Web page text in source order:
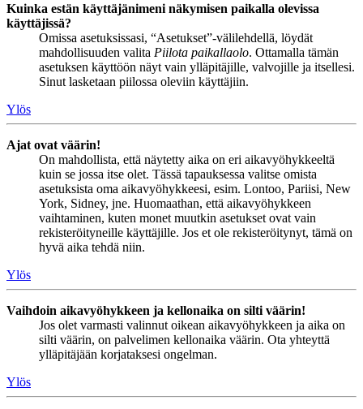
Kuinka estän käyttäjänimeni näkymisen paikalla olevissa
käyttäjissä?
Omissa asetuksissasi, “Asetukset”-välilehdellä, löydät
mahdollisuuden valita Piilota paikallaolo. Ottamalla tämän
asetuksen käyttöön näyt vain ylläpitäjille, valvojille ja itsellesi.
Sinut lasketaan piilossa oleviin käyttäjiin.
Ylös
Ajat ovat väärin!
On mahdollista, että näytetty aika on eri aikavyöhykkeeltä
kuin se jossa itse olet. Tässä tapauksessa valitse omista
asetuksista oma aikavyöhykkeesi, esim. Lontoo, Pariisi, New
York, Sidney, jne. Huomaathan, että aikavyöhykkeen
vaihtaminen, kuten monet muutkin asetukset ovat vain
rekisteröityneille käyttäjille. Jos et ole rekisteröitynyt, tämä on
hyvä aika tehdä niin.
Ylös
Vaihdoin aikavyöhykkeen ja kellonaika on silti väärin!
Jos olet varmasti valinnut oikean aikavyöhykkeen ja aika on
silti väärin, on palvelimen kellonaika väärin. Ota yhteyttä
ylläpitäjään korjataksesi ongelman.
Ylös